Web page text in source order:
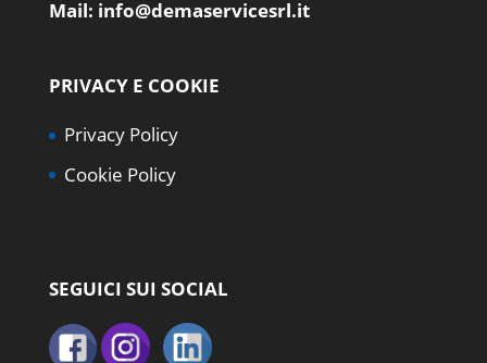
Mail: info@demaservicesrl.it
PRIVACY E COOKIE
Privacy Policy
Cookie Policy
SEGUICI SUI SOCIAL